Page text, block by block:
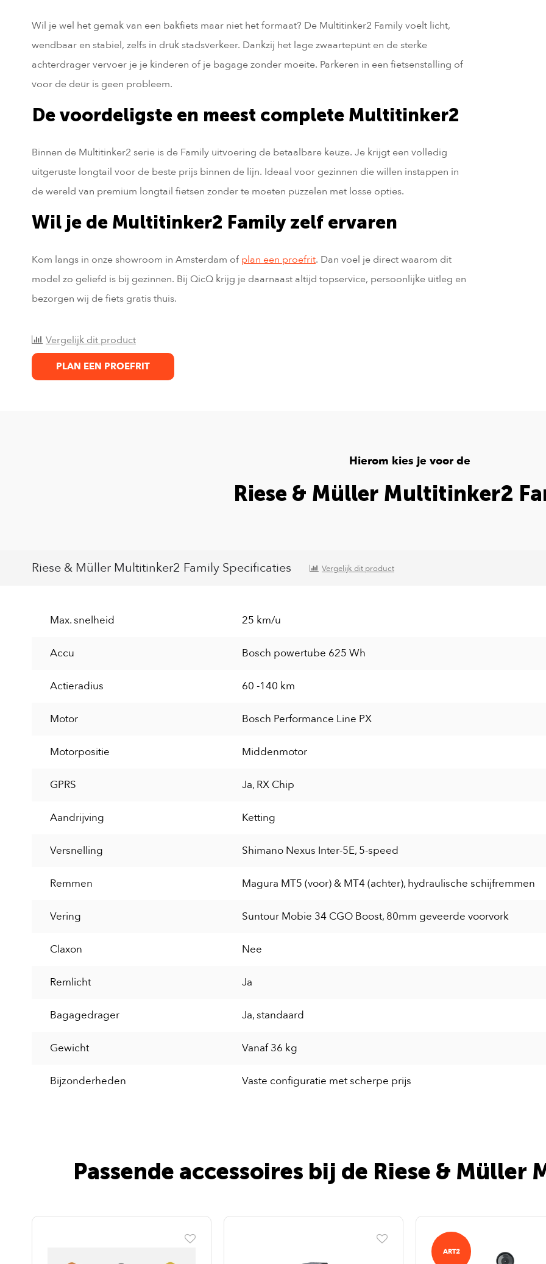
Wil je wel het gemak van een bakfiets maar niet het formaat? De Multitinker2 Family voelt licht,
wendbaar en stabiel, zelfs in druk stadsverkeer. Dankzij het lage zwaartepunt en de sterke
achterdrager vervoer je je kinderen of je bagage zonder moeite. Parkeren in een fietsenstalling of
voor de deur is geen probleem.
De voordeligste en meest complete Multitinker2
Binnen de Multitinker2 serie is de Family uitvoering de betaalbare keuze. Je krijgt een volledig
uitgeruste longtail voor de beste prijs binnen de lijn. Ideaal voor gezinnen die willen instappen in
de wereld van premium longtail fietsen zonder te moeten puzzelen met losse opties.
Wil je de Multitinker2 Family zelf ervaren
Kom langs in onze showroom in Amsterdam of plan een proefrit. Dan voel je direct waarom dit
model zo geliefd is bij gezinnen. Bij QicQ krijg je daarnaast altijd topservice, persoonlijke uitleg en
bezorgen wij de fiets gratis thuis.
Vergelijk dit product
PLAN EEN PROEFRIT
Hierom kies je voor de
Riese & Müller Multitinker2
Riese & Müller Multitinker2 Family Specificaties Vergelijk dit product
Max. snelheid 25 km/u
Accu Bosch powertube 625 Wh
Actieradius 60 -140 km
Motor Bosch Performance Line PX
Motorpositie Middenmotor
GPRS Ja, RX Chip
Aandrijving Ketting
Versnelling Shimano Nexus Inter-5E, 5-speed
Remmen Magura MT5 (voor) & MT4 (achter), hydraulische schijfremmen
Vering Suntour Mobie 34 CGO Boost, 80mm geveerde voorvork
Claxon Nee
Remlicht Ja
Bagagedrager Ja, standaard
Gewicht Vanaf 36 kg
Bijzonderheden Vaste configuratie met scherpe prijs
Passende accessoires bij de Riese &
ART2